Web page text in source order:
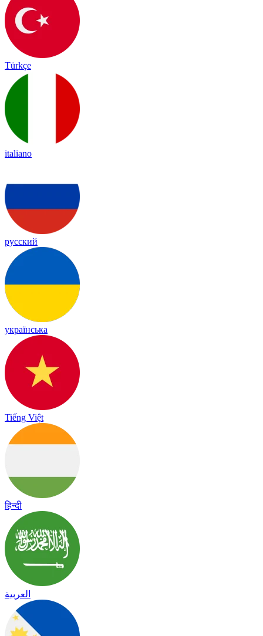
Türkçe
italiano
русский
українська
Tiếng Việt
हिन्दी
العربية